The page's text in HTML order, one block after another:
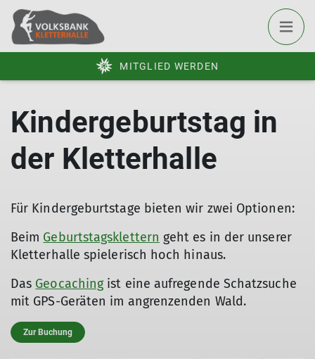
MITGLIED WERDEN
Kindergeburtstag in
der Kletterhalle
Für Kindergeburtstage bieten wir zwei Optionen:
Beim Geburtstagsklettern geht es in der unserer
Kletterhalle spielerisch hoch hinaus.
Das Geocachingist eine aufregende Schatzsuche
mit GPS-Geräten im angrenzenden Wald.
Zur Buchung